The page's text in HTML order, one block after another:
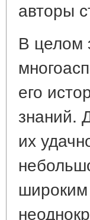
авторы
В целом
его
знаний.
их